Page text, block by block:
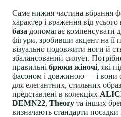
Саме нижня частина вбрання
характер і враження від усього
база допомагає компенсувати
фігури, зробивши акцент на її
візуально подовжити ноги й
збалансований силует.
правильні брюки жіночі, які
фасоном і довжиною — і вони
для елегантних, стильних
представлені в колекціях
DEMN22, Theory та інших
визначають стандарти посадки